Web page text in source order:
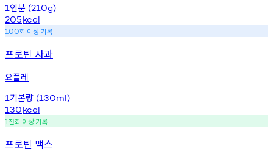
1 인분 (210g)
205kcal
100회 이상기록
프로틴 사과
요플레
1 기본량 (130ml)
130kcal
1천회 이상기록
프로틴 맥스